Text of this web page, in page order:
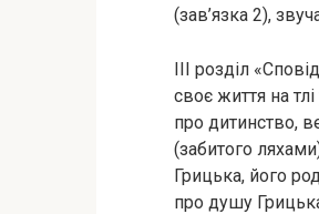
(зав’язка 2),
III розділ
своє життя на
про дитинство,
(забитого
Грицька, його
про душу